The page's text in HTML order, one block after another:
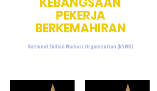
PEKERJA
BERKEMAHIRAN
National Skilled Workers Organization (NSWO)